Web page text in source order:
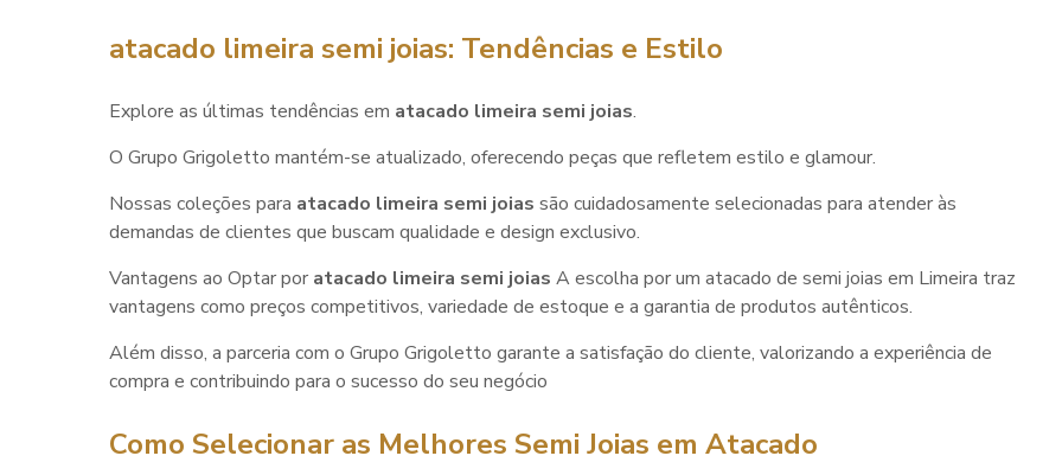
atacado limeira semi joias: Tendências e Estilo
Explore as últimas tendências em atacado limeira semi joias.
O Grupo Grigoletto mantém-se atualizado, oferecendo peças que refletem estilo e glamour.
Nossas coleções para atacado limeira semi joias são cuidadosamente selecionadas para atender às
demandas de clientes que buscam qualidade e design exclusivo.
Vantagens ao Optar por atacado limeira semi joias A escolha por um atacado de semi joias em Limeira traz
vantagens como preços competitivos, variedade de estoque e a garantia de produtos autênticos.
Além disso, a parceria com o Grupo Grigoletto garante a satisfação do cliente, valorizando a experiência de
compra e contribuindo para o sucesso do seu negócio
Como Selecionar as Melhores Semi Joias em Atacado